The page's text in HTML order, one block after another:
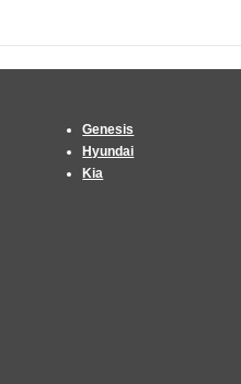
Genesis
Hyundai
Kia